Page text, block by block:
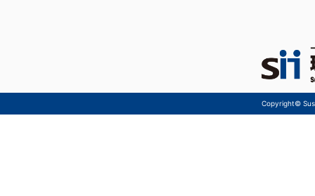
Copyright©